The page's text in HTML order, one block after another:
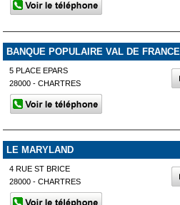
BANQUE POPULAIRE VAL DE FRANCE
5 PLACE EPARS
28000 - CHARTRES
LE MARYLAND
4 RUE ST BRICE
28000 - CHARTRES